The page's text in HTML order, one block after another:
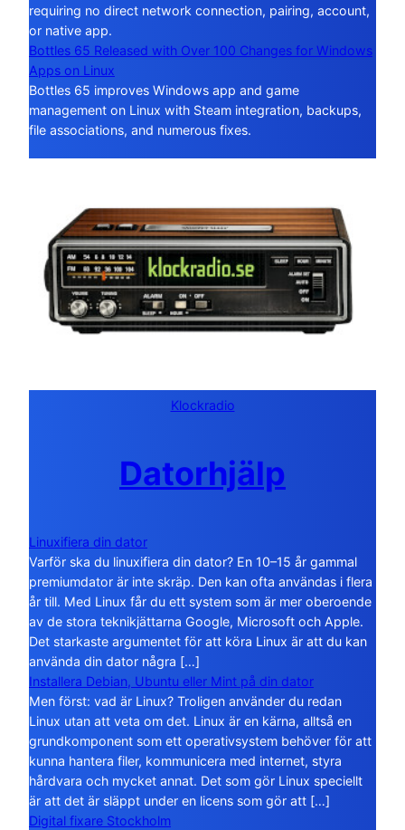
requiring no direct network connection, pairing, account,
or native app.
Bottles 65 Released with Over 100 Changes for Windows
Apps on Linux
Bottles 65 improves Windows app and game
management on Linux with Steam integration, backups,
file associations, and numerous fixes.
Klockradio
Datorhjälp
Linuxifiera din dator
Varför ska du linuxifiera din dator? En 10–15 år gammal
premiumdator är inte skräp. Den kan ofta användas i flera
år till. Med Linux får du ett system som är mer oberoende
av de stora teknikjättarna Google, Microsoft och Apple.
Det starkaste argumentet för att köra Linux är att du kan
använda din dator några […]
Installera Debian, Ubuntu eller Mint på din dator
Men först: vad är Linux? Troligen använder du redan
Linux utan att veta om det. Linux är en kärna, alltså en
grundkomponent som ett operativsystem behöver för att
kunna hantera filer, kommunicera med internet, styra
hårdvara och mycket annat. Det som gör Linux speciellt
är att det är släppt under en licens som gör att […]
Digital fixare Stockholm